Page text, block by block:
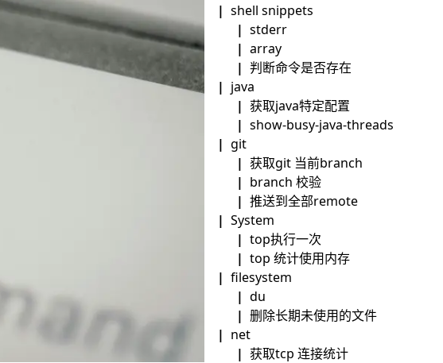
shell snippets
stderr
array
判断命令是否存在
java
获取java特定配置
show-busy-java-threads
git
获取git 当前branch
branch 校验
推送到全部remote
System
top执行一次
top 统计使用内存
filesystem
du
删除长期未使用的文件
net
获取tcp 连接统计